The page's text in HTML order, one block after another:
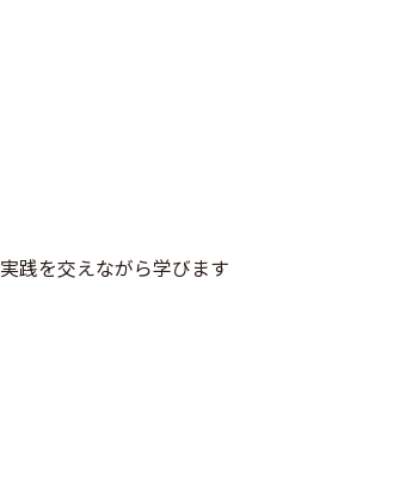
践を交えながら学びます